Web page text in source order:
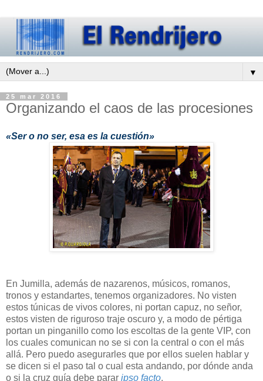
▼
25 mar 2016
Organizando el caos de las procesiones
«Ser o no ser, esa es la cuestión»
En Jumilla, además de nazarenos, músicos, romanos,
tronos y estandartes, tenemos organizadores. No visten
estos túnicas de vivos colores, ni portan capuz, no señor,
estos visten de riguroso traje oscuro y, a modo de pértiga
portan un pinganillo como los escoltas de la gente VIP, con
los cuales comunican no se si con la central o con el más
allá. Pero puedo asegurarles que por ellos suelen hablar y
se dicen si el paso tal o cual esta andando, por dónde anda
o si la cruz guía debe parar ipso facto.